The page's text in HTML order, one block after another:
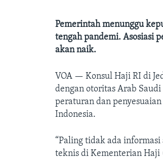
Pemerintah menunggu
tengah pandemi. Asosiasi
akan naik.
VOA —Konsul Haji RI di
dengan otoritas Arab
peraturan dan
Indonesia.
“Paling tidak ada
teknis di Kementerian Haji